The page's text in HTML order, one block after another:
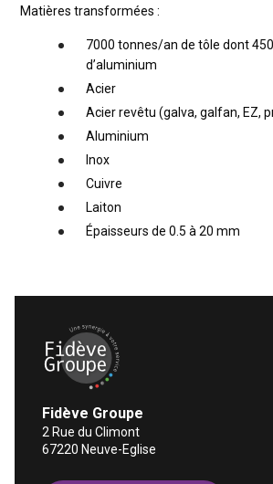
Matières transformées :
7000 tonnes/an de tôle dont
d’aluminium
Acier
Acier revêtu (galva, galfan, EZ,
Aluminium
Inox
Cuivre
Laiton
Épaisseurs de 0.5 à 20 mm
Fidève Groupe Une synergie à votre
Fidève Groupe
2 Rue du Climont
67220 Neuve-Eglise